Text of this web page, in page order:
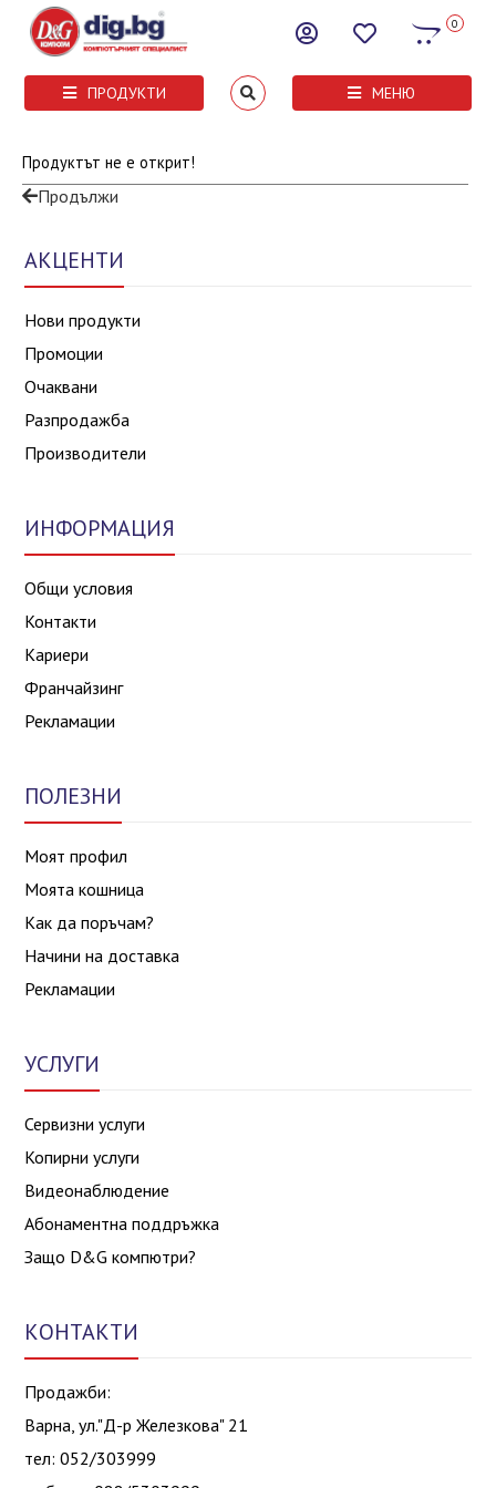
0
ПРОДУКТИ МЕНЮ
Продуктът не е открит!
Продължи
АКЦЕНТИ
Нови продукти
Промоции
Очаквани
Разпродажба
Производители
ИНФОРМАЦИЯ
Общи условия
Контакти
Кариери
Франчайзинг
Рекламации
ПОЛЕЗНИ
Моят профил
Моята кошница
Как да поръчам?
Начини на доставка
Рекламации
УСЛУГИ
Сервизни услуги
Копирни услуги
Видеонаблюдение
Абонаментна поддръжка
Защо D&G компютри?
КОНТАКТИ
Продажби:
Варна, ул."Д-р Железкова" 21
тел: 052/303999